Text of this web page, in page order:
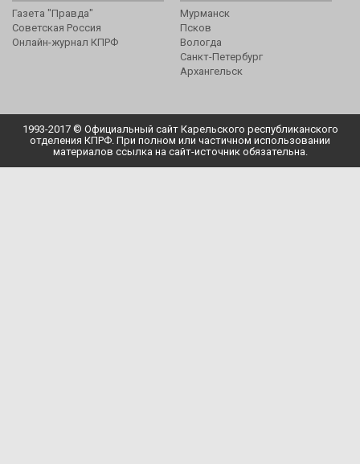
Газета "Правда"
Советская Россия
Онлайн-журнал КПРФ
Мурманск
Псков
Вологда
Санкт-Петербург
Архангельск
1993-2017 © Официальный сайт Карельского республиканского
отделения КПРФ. При полном или частичном использовании
материалов ссылка на сайт-источник обязательна.